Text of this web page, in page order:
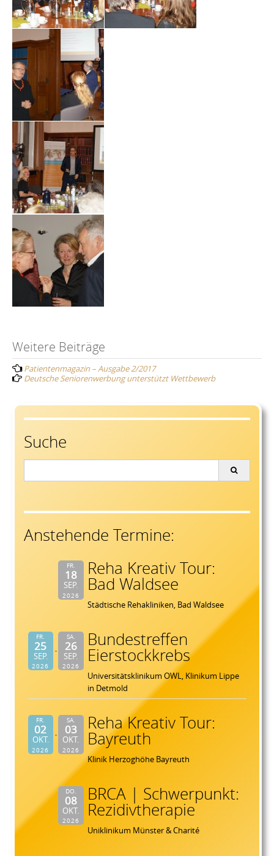
Post
navigation
Weitere Beiträge
Patientenmagazin – Ausgabe 2/2017
Deutsche Seniorenwerbung unterstützt Wettbewerb
Suche
Anstehende Termine:
FR.
18
SEP.
2026
Reha Kreativ Tour:
Bad Waldsee
Städtische Rehakliniken, Bad Waldsee
FR.
25
SEP.
2026
SA.
26
SEP.
2026
Bundestreffen
Eierstockkrebs
Universitätsklinikum OWL, Klinikum Lippe
in Detmold
FR.
02
OKT.
2026
SA.
03
OKT.
2026
Reha Kreativ Tour:
Bayreuth
Klinik Herzoghöhe Bayreuth
DO.
08
OKT.
2026
BRCA | Schwerpunkt:
Rezidivtherapie
Uniklinikum Münster & Charité